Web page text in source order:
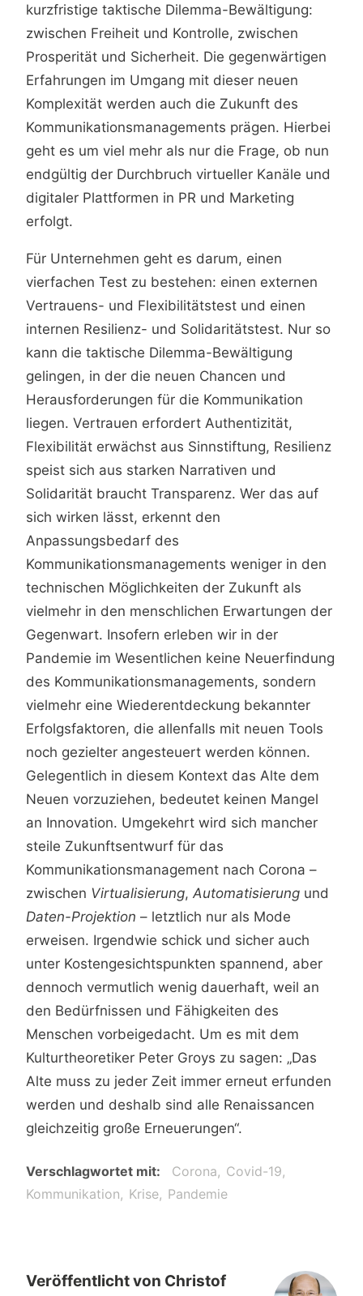
kurzfristige taktische Dilemma-Bewältigung:
zwischen Freiheit und Kontrolle, zwischen
Prosperität und Sicherheit. Die gegenwärtigen
Erfahrungen im Umgang mit dieser neuen
Komplexität werden auch die Zukunft des
Kommunikationsmanagements prägen. Hierbei
geht es um viel mehr als nur die Frage, ob nun
endgültig der Durchbruch virtueller Kanäle und
digitaler Plattformen in PR und Marketing
erfolgt.
Für Unternehmen geht es darum, einen
vierfachen Test zu bestehen: einen externen
Vertrauens- und Flexibilitätstest und einen
internen Resilienz- und Solidaritätstest. Nur so
kann die taktische Dilemma-Bewältigung
gelingen, in der die neuen Chancen und
Herausforderungen für die Kommunikation
liegen. Vertrauen erfordert Authentizität,
Flexibilität erwächst aus Sinnstiftung, Resilienz
speist sich aus starken Narrativen und
Solidarität braucht Transparenz. Wer das auf
sich wirken lässt, erkennt den
Anpassungsbedarf des
Kommunikationsmanagements weniger in den
technischen Möglichkeiten der Zukunft als
vielmehr in den menschlichen Erwartungen der
Gegenwart. Insofern erleben wir in der
Pandemie im Wesentlichen keine Neuerfindung
des Kommunikationsmanagements, sondern
vielmehr eine Wiederentdeckung bekannter
Erfolgsfaktoren, die allenfalls mit neuen Tools
noch gezielter angesteuert werden können.
Gelegentlich in diesem Kontext das Alte dem
Neuen vorzuziehen, bedeutet keinen Mangel
an Innovation. Umgekehrt wird sich mancher
steile Zukunftsentwurf für das
Kommunikationsmanagement nach Corona –
zwischen Virtualisierung, Automatisierungund
Daten-Projektion – letztlich nur als Mode
erweisen. Irgendwie schick und sicher auch
unter Kostengesichtspunkten spannend, aber
dennoch vermutlich wenig dauerhaft, weil an
den Bedürfnissen und Fähigkeiten des
Menschen vorbeigedacht. Um es mit dem
Kulturtheoretiker Peter Groys zu sagen: „Das
Alte muss zu jeder Zeit immer erneut erfunden
werden und deshalb sind alle Renaissancen
gleichzeitig große Erneuerungen“.
Verschlagwortet mit Corona
Covid-19
Kommunikation
Krise Pandemie
Veröffentlicht von Christof